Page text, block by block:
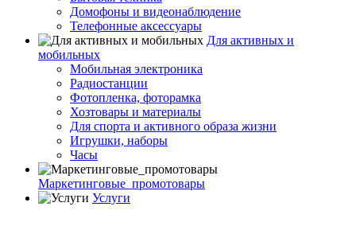
Домофоны и видеонаблюдение
Телефонные аксессуары
Для активных и
мобильных
Мобильная электроника
Радиостанции
Фотопленка, фоторамка
Хозтовары и материалы
Для спорта и активного образа жизни
Игрушки, наборы
Часы
Маркетинговые_промотовары
Услуги